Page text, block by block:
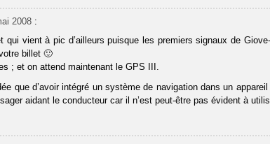
2008 :
qui vient à pic d’ailleurs puisque les premiers signaux de
billet 🙂
; et on attend maintenant le GPS III.
que d’avoir intégré un système de navigation dans un
aidant le conducteur car il n’est peut-être pas évident à